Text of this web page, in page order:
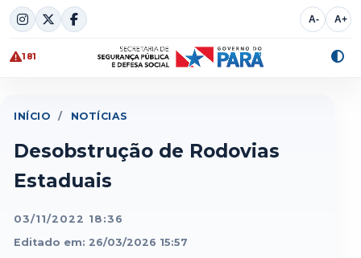
Skip
to
content
A- A+
181
INÍCIO / NOTÍCIAS
Desobstrução de Rodovias
Estaduais
03/11/2022 18:36
Editado em: 26/03/2026 15:57